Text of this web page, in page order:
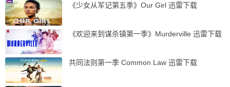
《少女从军记第五季》Our Girl 迅雷下载
《欢迎来到谋杀镇第一季》Murderville 迅雷下载
共同法则第一季 Common Law 迅雷下载